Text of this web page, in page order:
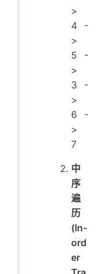
>
4 -
>
5 -
>
3 -
>
6 -
>
7
中
序
遍
历
(In-
ord
er